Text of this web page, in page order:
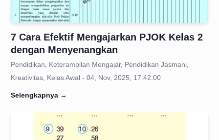
7 Cara Efektif Mengajarkan PJOK Kelas 2
dengan Menyenangkan
Pendidikan, Keterampilan Mengajar, Pendidikan Jasmani,
Kreativitas, Kelas Awal - 04, Nov, 2025, 17:42:00
Selengkapnya →